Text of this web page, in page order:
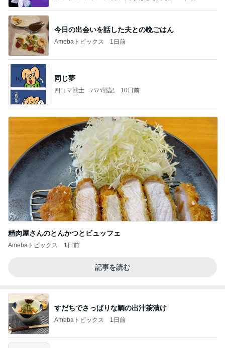
今日の出会いを話した夫との晩ごはん
Amebaトピックス 1日前
同じ夢
四コマ戦士 パパ戦記 10日前
精肉屋さんのとんかつとビュッフェ
Amebaトピックス 1日前
記事を読む
すだちでさっぱりな鯛の出汁茶漬け
Amebaトピックス 1日前